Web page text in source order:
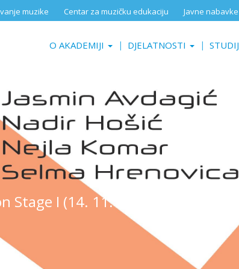
muzike Centar za muzičku edukaciju Javne nabavke
O AKADEMIJI DJELATNOSTI STUDIJ
Stage I (14. 11. 2018.)